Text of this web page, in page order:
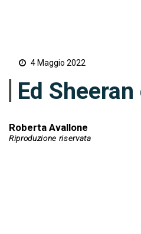
4 Maggio 2022
Ed
Roberta Avallone